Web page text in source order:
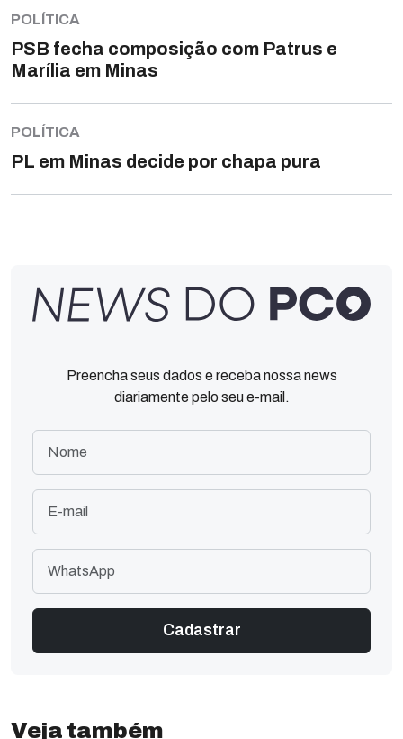
POLÍTICA
PSB fecha composição com Patrus e
Marília em Minas
POLÍTICA
PL em Minas decide por chapa pura
Preencha seus dados e receba nossa news
diariamente pelo seu e-mail.
Veja também